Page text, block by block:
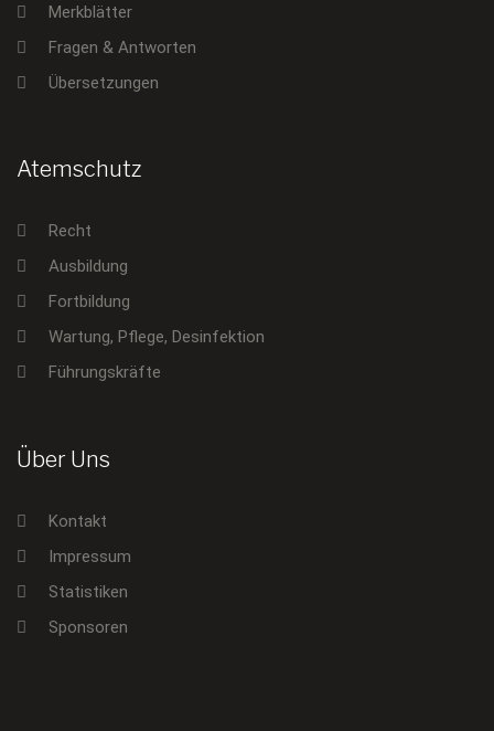
Merkblätter
Fragen & Antworten
Übersetzungen
Atemschutz
Recht
Ausbildung
Fortbildung
Wartung, Pflege, Desinfektion
Führungskräfte
Über Uns
Kontakt
Impressum
Statistiken
Sponsoren